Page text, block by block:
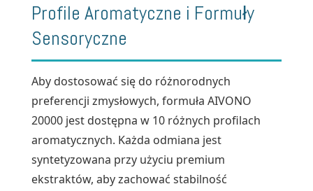
Profile Aromatyczne i Formuły
Sensoryczne
Aby dostosować się do różnorodnych
preferencji zmysłowych, formuła AIVONO
20000 jest dostępna w 10 różnych profilach
aromatycznych. Każda odmiana jest
syntetyzowana przy użyciu premium
ekstraktów, aby zachować stabilność